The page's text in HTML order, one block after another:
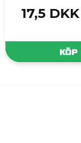
17,5 DKK
KÖP